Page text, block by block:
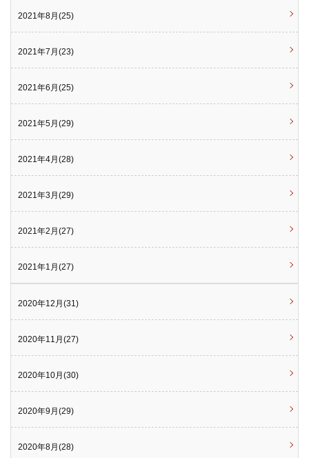
2021年8月(25)
2021年7月(23)
2021年6月(25)
2021年5月(29)
2021年4月(28)
2021年3月(29)
2021年2月(27)
2021年1月(27)
2020年12月(31)
2020年11月(27)
2020年10月(30)
2020年9月(29)
2020年8月(28)